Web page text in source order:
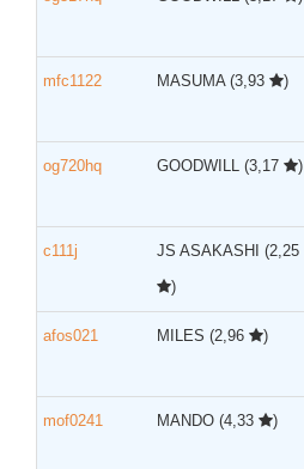
mfc1122 MASUMA (3,93 )
og720hq GOODWILL (3,17 )
c111j JS ASAKASHI (2,25
)
afos021 MILES (2,96 )
mof0241 MANDO (4,33 )